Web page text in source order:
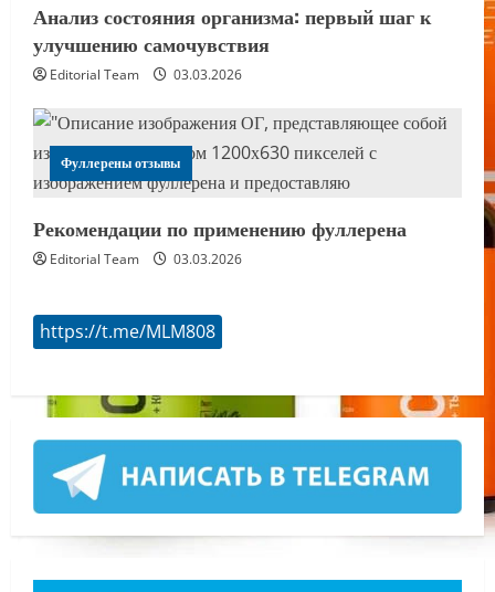
Анализ состояния организма: первый шаг к
улучшению самочувствия
Editorial Team 03.03.2026
Фуллерены отзывы
Рекомендации по применению фуллерена
Editorial Team 03.03.2026
https://t.me/MLM808